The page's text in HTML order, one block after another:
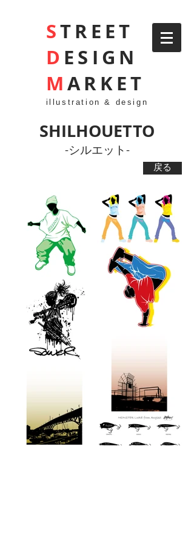
STREET
D ESIGN
MARKET
illustration & design
SHILHOUETTO
戻る
-シルエット-